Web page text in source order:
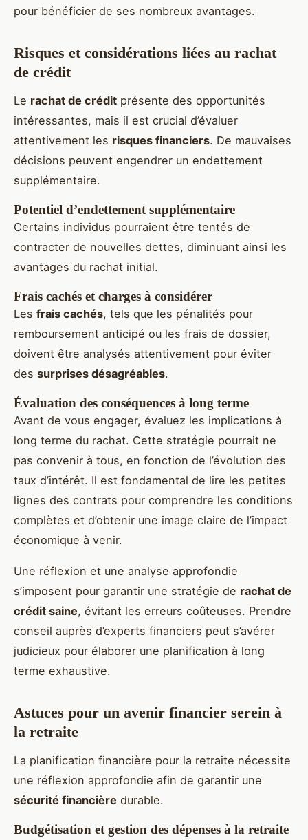
pour bénéficier de ses nombreux avantages.
Risques et considérations liées au rachat
de crédit
Le rachat de crédit présente des opportunités
intéressantes, mais il est crucial d’évaluer
attentivement les risques financiers. De mauvaises
décisions peuvent engendrer un endettement
supplémentaire.
Potentiel d’endettement supplémentaire
Certains individus pourraient être tentés de
contracter de nouvelles dettes, diminuant ainsi les
avantages du rachat initial.
Frais cachés et charges à considérer
Les frais cachés, tels que les pénalités pour
remboursement anticipé ou les frais de dossier,
doivent être analysés attentivement pour éviter
des surprises désagréables.
Évaluation des conséquences à long terme
Avant de vous engager, évaluez les implications à
long terme du rachat. Cette stratégie pourrait ne
pas convenir à tous, en fonction de l’évolution des
taux d’intérêt. Il est fondamental de lire les petites
lignes des contrats pour comprendre les conditions
complètes et d’obtenir une image claire de l’impact
économique à venir.
Une réflexion et une analyse approfondie
s’imposent pour garantir une stratégie de rachat de
crédit saine, évitant les erreurs coûteuses. Prendre
conseil auprès d’experts financiers peut s’avérer
judicieux pour élaborer une planification à long
terme exhaustive.
Astuces pour un avenir financier serein à
la retraite
La planification financière pour la retraite nécessite
une réflexion approfondie afin de garantir une
sécurité financière durable.
Budgétisation et gestion des dépenses à la retraite